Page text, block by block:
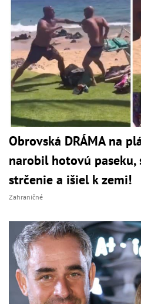
Obrovská DRÁMA na
narobil hotovú paseku,
strčenie a išiel k zemi!
Zahraničné